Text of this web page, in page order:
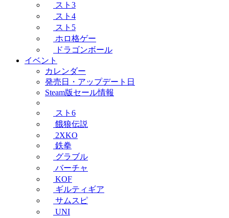
スト3
スト4
スト5
ホロ格ゲー
ドラゴンボール
イベント
カレンダー
発売日・アップデート日
Steam版セール情報
スト6
餓狼伝説
2XKO
鉄拳
グラブル
バーチャ
KOF
ギルティギア
サムスピ
UNI